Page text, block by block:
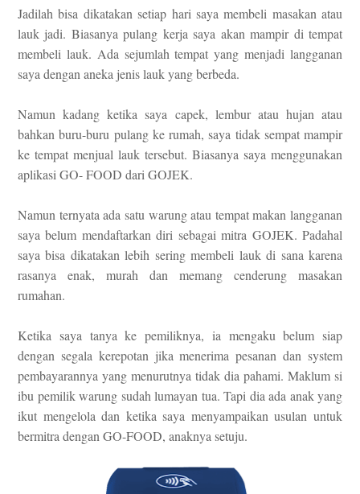
Jadilah bisa dikatakan setiap hari saya membeli masakan atau
lauk jadi. Biasanya pulang kerja saya akan mampir di tempat
membeli lauk. Ada sejumlah tempat yang menjadi langganan
saya dengan aneka jenis lauk yang berbeda.
Namun kadang ketika saya capek, lembur atau hujan atau
bahkan buru-buru pulang ke rumah, saya tidak sempat mampir
ke tempat menjual lauk tersebut. Biasanya saya menggunakan
aplikasi GO- FOOD dari GOJEK.
Namun ternyata ada satu warung atau tempat makan langganan
saya belum mendaftarkan diri sebagai mitra GOJEK. Padahal
saya bisa dikatakan lebih sering membeli lauk di sana karena
rasanya enak, murah dan memang cenderung masakan
rumahan.
Ketika saya tanya ke pemiliknya, ia mengaku belum siap
dengan segala kerepotan jika menerima pesanan dan system
pembayarannya yang menurutnya tidak dia pahami. Maklum si
ibu pemilik warung sudah lumayan tua. Tapi dia ada anak yang
ikut mengelola dan ketika saya menyampaikan usulan untuk
bermitra dengan GO-FOOD, anaknya setuju.